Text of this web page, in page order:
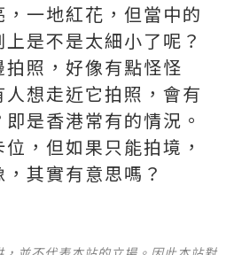
一地紅花，但當中的
是不是太細小了呢？
照，好像有點怪怪
想走近它拍照，會有
是香港常有的情況。
，但如果只能拍境，
其實有意思嗎？